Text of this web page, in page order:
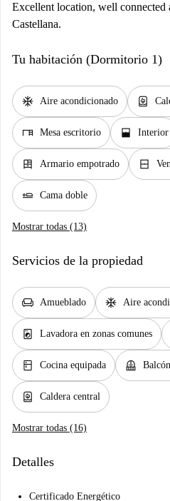
Excellent location, well connected
Castellana.
Tu habitación (Dormitorio 1)
ac_unit Aire acondicionado water_heater
desk Mesa escritorio window_open Interior
dresser Armario empotrado window_closed
airline_seat_flat Cama doble
Mostrar todas (13)
Servicios de la propiedad
chair Amueblado ac_unit Aire
local_laundry_service Lavadora en zonas comunes
kitchen Cocina equipada balcony
water_heater Caldera central
Mostrar todas (16)
Detalles
Certificado Energético